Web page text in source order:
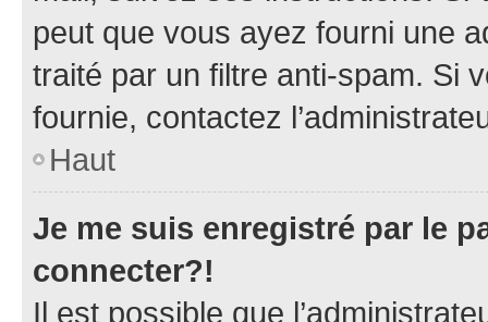
peut que vous ayez fourni une
traité par un filtre anti-spam. Si
fournie, contactez
Haut
Je me suis enregistré par le
connecter?!
Il est possible que